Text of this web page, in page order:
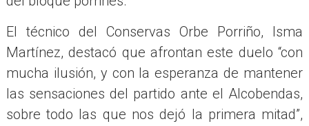
El técnico del Conservas Orbe Porriño, Isma
Martínez, destacó que afrontan este duelo “con
mucha ilusión, y con la esperanza de mantener
las sensaciones del partido ante el Alcobendas,
sobre todo las que nos dejó la primera mitad”,